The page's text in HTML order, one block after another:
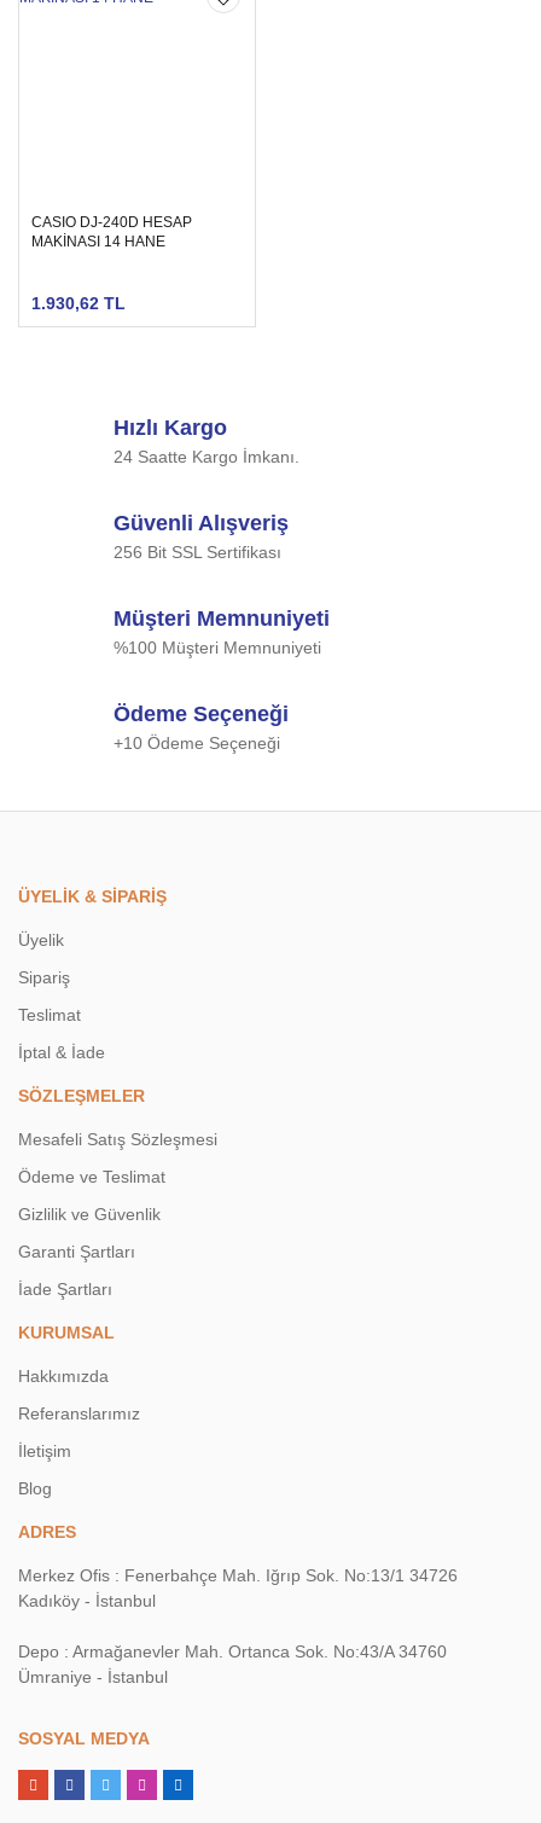
CASIO DJ-240D HESAP
MAKİNASI 14 HANE
1.930,62 TL
Hızlı Kargo
24 Saatte Kargo İmkanı.
Güvenli Alışveriş
256 Bit SSL Sertifikası
Müşteri Memnuniyeti
%100 Müşteri Memnuniyeti
Ödeme Seçeneği
+10 Ödeme Seçeneği
ÜYELİK & SİPARİŞ
Üyelik
Sipariş
Teslimat
İptal & İade
SÖZLEŞMELER
Mesafeli Satış Sözleşmesi
Ödeme ve Teslimat
Gizlilik ve Güvenlik
Garanti Şartları
İade Şartları
KURUMSAL
Hakkımızda
Referanslarımız
İletişim
Blog
ADRES
Merkez Ofis : Fenerbahçe Mah. Iğrıp Sok. No:13/1 34726
Kadıköy - İstanbul
Depo : Armağanevler Mah. Ortanca Sok. No:43/A 34760
Ümraniye - İstanbul
SOSYAL MEDYA